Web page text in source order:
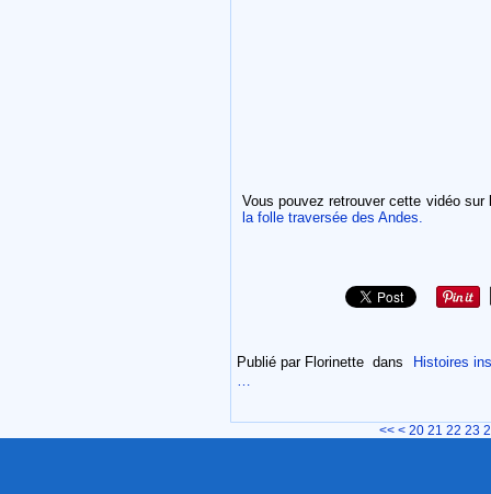
Vous pouvez retrouver cette vidéo
la folle traversée des Andes.
Publié par Florinette dans
Histoires
…
<< < 10
20 21 22 23